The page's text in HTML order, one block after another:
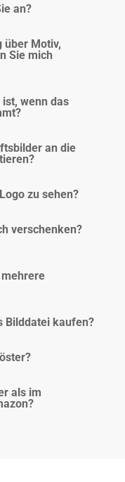
an?
über Motiv,
Sie mich
wenn das
an die
zu sehen?
verschenken?
Bilddatei kaufen?
als im